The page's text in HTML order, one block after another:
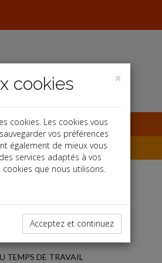
TEMPS DE TRAVAIL
×
cookies
cookies. Les cookies vous
vos préférences
également de mieux vous
services adaptés à vos
que nous utilisons.
Acceptez et continuez